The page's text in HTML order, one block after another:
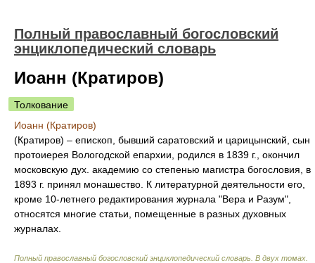
Полный православный богословский
энциклопедический словарь
Иоанн (Кратиров)
Толкование
Иоанн (Кратиров)
(Кратиров) – епископ, бывший саратовский и царицынский, сын
протоиерея Вологодской епархии, родился в 1839 г., окончил
московскую дух. академию со степенью магистра богословия, в
1893 г. принял монашество. К литературной деятельности его,
кроме 10-летнего редактирования журнала "Вера и Разум",
относятся многие статьи, помещенные в разных духовных
журналах.
Полный православный богословский энциклопедический словарь. В двух томах.